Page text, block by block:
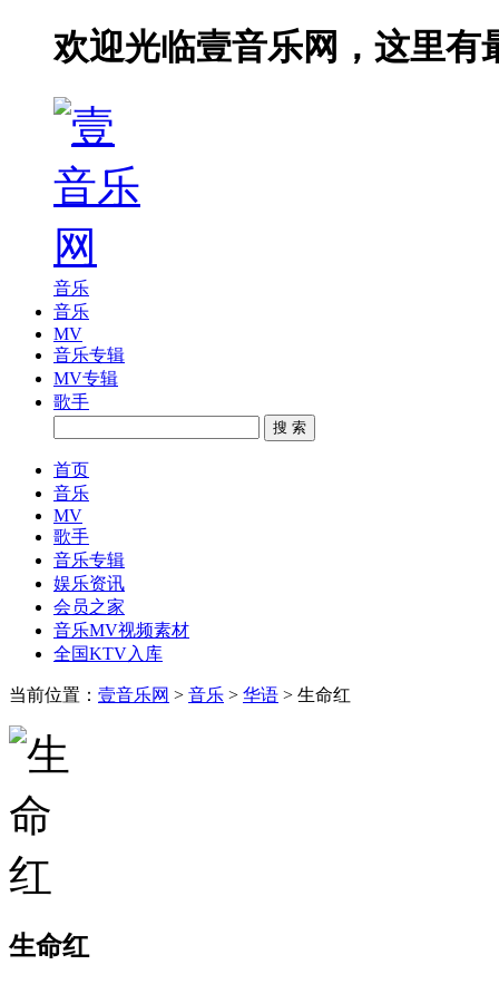
欢迎光临壹音乐网，这里有
音乐
音乐
MV
音乐专辑
MV专辑
歌手
搜 索
首页
音乐
MV
歌手
音乐专辑
娱乐资讯
会员之家
音乐MV视频素材
全国KTV入库
当前位置： 壹音乐网 > 音乐 > 华语 > 生命红
生命红